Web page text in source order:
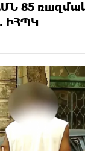
85
ԻՀՊԿ